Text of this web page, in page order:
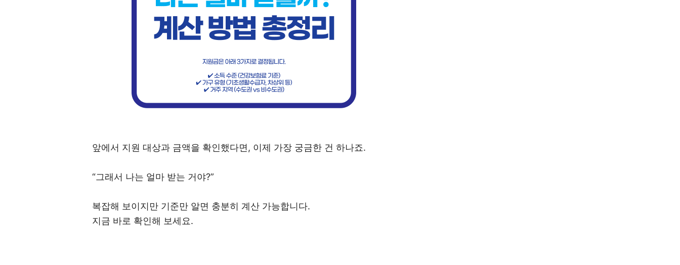
앞에서 지원 대상과 금액을 확인했다면, 이제 가장 궁금한 건 하나죠.
“그래서 나는 얼마 받는 거야?”
복잡해 보이지만 기준만 알면 충분히 계산 가능합니다.
지금 바로 확인해 보세요.